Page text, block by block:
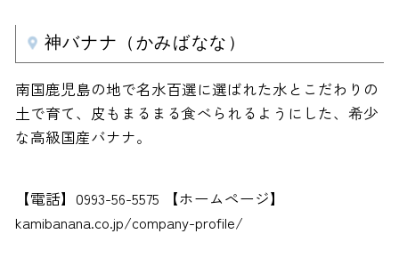
神バナナ（かみばなな）
南国鹿児島の地で名水百選に選ばれた水とこだわりの
土で育て、皮もまるまる食べられるようにした、希少
な高級国産バナナ。
【電話】0993-56-5575 【ホームページ】
kamibanana.co.jp/company-profile/